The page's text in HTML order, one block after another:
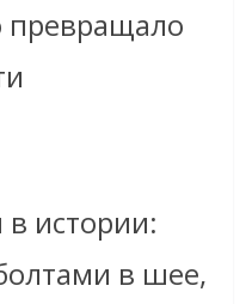
превращало
в истории:
в шее,